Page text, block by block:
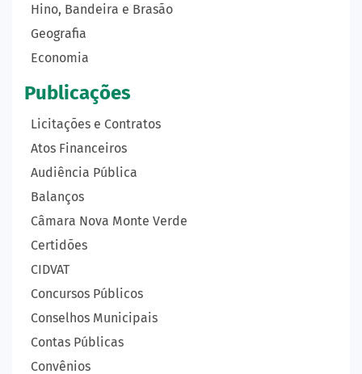
Hino, Bandeira e Brasão
Geografia
Economia
Publicações
Licitações e Contratos
Atos Financeiros
Audiência Pública
Balanços
Câmara Nova Monte Verde
Certidões
CIDVAT
Concursos Públicos
Conselhos Municipais
Contas Públicas
Convênios